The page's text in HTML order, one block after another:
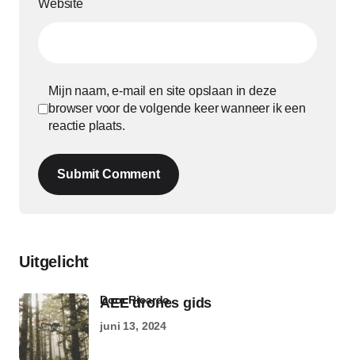
Website
Mijn naam, e-mail en site opslaan in deze
browser voor de volgende keer wanneer ik een
reactie plaats.
Submit Comment
Uitgelicht
AEE drones gids
door Ricardo
juni 13, 2024